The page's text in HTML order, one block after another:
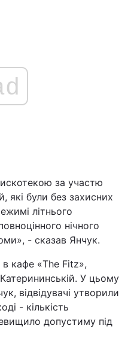
за участю
які були без захисних
літнього
нічного
- сказав Янчук.
кафе «The Fitz»,
У цьому
відвідувачі утворили
- кількість
допустиму під